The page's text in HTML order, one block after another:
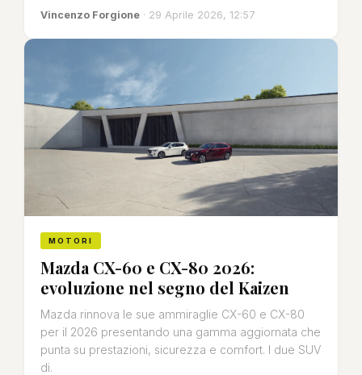
Vincenzo Forgione · 29 Aprile 2026, 12:57
MOTORI
Mazda CX-60 e CX-80 2026:
evoluzione nel segno del Kaizen
Mazda rinnova le sue ammiraglie CX-60 e CX-80
per il 2026 presentando una gamma aggiornata che
punta su prestazioni, sicurezza e comfort. I due SUV
di.